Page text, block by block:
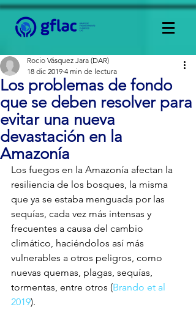
Los problemas de fondo
que se deben resolver para
evitar una nueva
devastación en la
Amazonía
Rocio Vásquez Jara (DAR)
18 dic 2019 4 min de lectura
Los fuegos en la Amazonía afectan la
resiliencia de los bosques, la misma
que ya se estaba menguada por las
sequías, cada vez más intensas y
frecuentes a causa del cambio
climático, haciéndolos así más
vulnerables a otros peligros, como
nuevas quemas, plagas, sequías,
tormentas, entre otros (Brando et al
2019).